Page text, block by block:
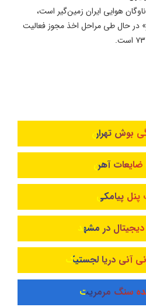
هوایی ایران زمین‌گیر است،
در حال طی مراحل اخذ مجوز فعالیت
بوش تهران
آهن
پیامکی
در مشهد
آنی دریا لجستیک
سنگ مرمریت